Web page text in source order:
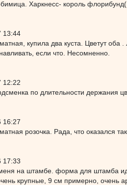
Харкнесс- король
13:44
купила два куста. Цветут
если что. Несомненно.
12:22
по длительности держания
16:27
розочка. Рада, что оказался
17:33
на штамбе. форма для штамба
крупные, 9 см примерно, очень